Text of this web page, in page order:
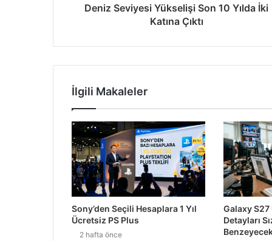
2 gün önce
Google Gemini ve Fatih Terim’den
Waymo Robotaksileri İnsan
6 gün önce
Paramount ve Warner Bros.
2 hafta önce
Meta’nın Yeni Patenti Sesinizden Ruh
Deniz Seviyesi Yükselişi Son 10 Yılda İki
Katına Çıktı
İlgili Makaleler
Sony’den Seçili Hesaplara 1 Yıl
Ücretsiz PS Plus
2 hafta önce
Galaxy S27
Detayları